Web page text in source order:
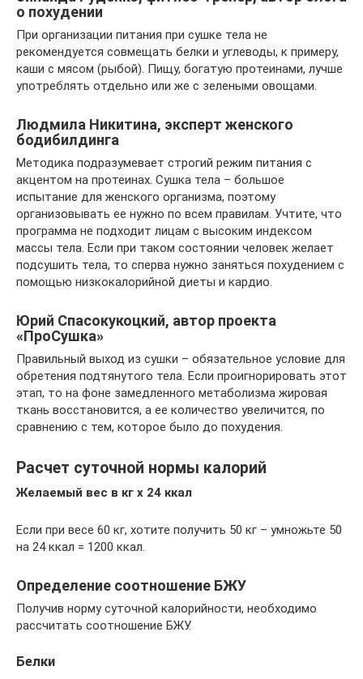
о похудении
При организации питания при сушке тела не
рекомендуется совмещать белки и углеводы, к примеру,
каши с мясом (рыбой). Пищу, богатую протеинами, лучше
употреблять отдельно или же с зелеными овощами.
Людмила Никитина, эксперт женского
бодибилдинга
Методика подразумевает строгий режим питания с
акцентом на протеинах. Сушка тела – большое
испытание для женского организма, поэтому
организовывать ее нужно по всем правилам. Учтите, что
программа не подходит лицам с высоким индексом
массы тела. Если при таком состоянии человек желает
подсушить тела, то сперва нужно заняться похудением с
помощью низкокалорийной диеты и кардио.
Юрий Спасокукоцкий, автор проекта
«ПроСушка»
Правильный выход из сушки – обязательное условие для
обретения подтянутого тела. Если проигнорировать этот
этап, то на фоне замедленного метаболизма жировая
ткань восстановится, а ее количество увеличится, по
сравнению с тем, которое было до похудения.
Расчет суточной нормы калорий
Желаемый вес в кг х 24 ккал
Если при весе 60 кг, хотите получить 50 кг – умножьте 50
на 24 ккал = 1200 ккал.
Определение соотношение БЖУ
Получив норму суточной калорийности, необходимо
рассчитать соотношение БЖУ.
Белки